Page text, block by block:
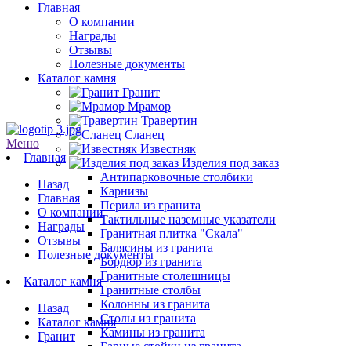
Главная
О компании
Награды
Отзывы
Полезные документы
Каталог камня
Гранит
Мрамор
Травертин
Сланец
Известняк
Изделия под заказ
Антипарковочные столбики
Карнизы
Перила из гранита
Тактильные наземные указатели
Гранитная плитка "Скала"
Балясины из гранита
Бордюр из гранита
Гранитные столешницы
Гранитные столбы
Колонны из гранита
Столы из гранита
Камины из гранита
Меню
Главная
Назад
Главная
О компании
Награды
Отзывы
Полезные документы
Каталог камня
Назад
Каталог камня
Гранит